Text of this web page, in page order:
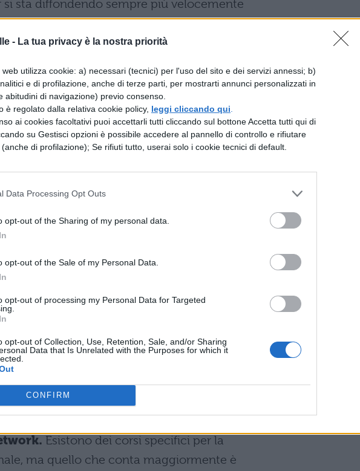
- La tua privacy è la nostra priorità
utilizza cookie: a) necessari (tecnici) per l'uso del sito e dei servizi annessi; b)
e di profilazione, anche di terze parti, per mostrarti annunci personalizzati in
abitudini di navigazione) previo consenso.
è regolato dalla relativa cookie policy, leggi cliccando qui
ai cookies facoltativi puoi accettarli tutti cliccando sul bottone Accetta tutti qui di
su Gestisci opzioni è possibile accedere al pannello di controllo e rifiutare
di profilazione); Se rifiuti tutto, userai solo i cookie tecnici di default.
Data Processing Opt Outs
opt-out of the Sharing of my personal data.
opt-out of the Sale of my Personal Data.
opt-out of processing my Personal Data for Targeted
opt-out of Collection, Use, Retention, Sale, and/or Sharing
Data that Is Unrelated with the Purposes for which it
CONFIRM
sta diffondendo sempre più velocemente
e operano con i lorobrandnel mondo del web.
a svolgere qualsiasi tipo di attività nel
anche in questa dimensione parallela
e controlli tutta l’attività da svolgere on line. In
servizi ad aziende di piccole e grandi
curano etutelano la reputazione di
mondo del web.
di cosa si occupa
controllare e tutelare un brand, ma anche delle
web. Per fare ciò mette in atto una serie di
di costruzione
che si dice on line di un determinato brand. Nel
si trova di fronte a situazioni critiche e
con delle strategie, anche e soprattutto
e continuare a mantenere alto il nome del
quali sono i requisiti per
un web reputation manager sono quelle relative
Esistono dei corsi specifici per la
ma quello che conta maggiormente è